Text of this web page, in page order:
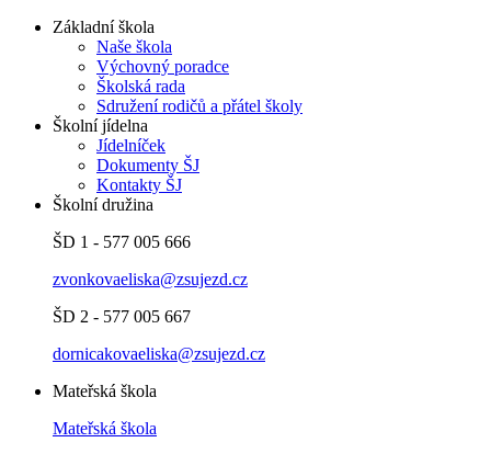
Základní škola
Naše škola
Výchovný poradce
Školská rada
Sdružení rodičů a přátel školy
Školní jídelna
Jídelníček
Dokumenty ŠJ
Kontakty ŠJ
Školní družina
ŠD 1 - 577 005 666
zvonkovaeliska@zsujezd.cz
ŠD 2 - 577 005 667
dornicakovaeliska@zsujezd.cz
Mateřská škola
Mateřská škola